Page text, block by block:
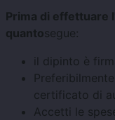
Prima di effettuare
quantosegue:
il dipinto è
certificato di
Accetti le